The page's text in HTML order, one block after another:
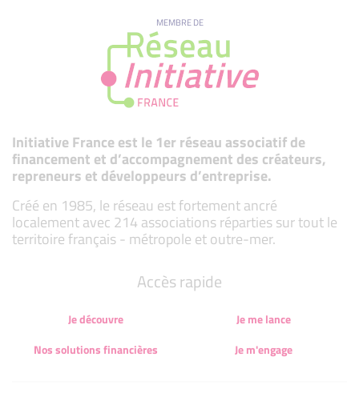
MEMBRE DE
Initiative France est le 1er réseau associatif de
financement et d’accompagnement des créateurs,
repreneurs et développeurs d’entreprise.
Créé en 1985, le réseau est fortement ancré
localement avec 214 associations réparties sur tout le
territoire français - métropole et outre-mer.
Accès rapide
Je découvre
Je me lance
Nos solutions financières
Je m'engage